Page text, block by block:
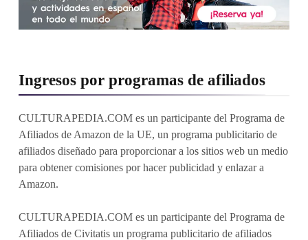
Ingresos por programas de afiliados
CULTURAPEDIA.COM es un participante del Programa de
Afiliados de Amazon de la UE, un programa publicitario de
afiliados diseñado para proporcionar a los sitios web un medio
para obtener comisiones por hacer publicidad y enlazar a
Amazon.
CULTURAPEDIA.COM es un participante del Programa de
Afiliados de Civitatis un programa publicitario de afiliados